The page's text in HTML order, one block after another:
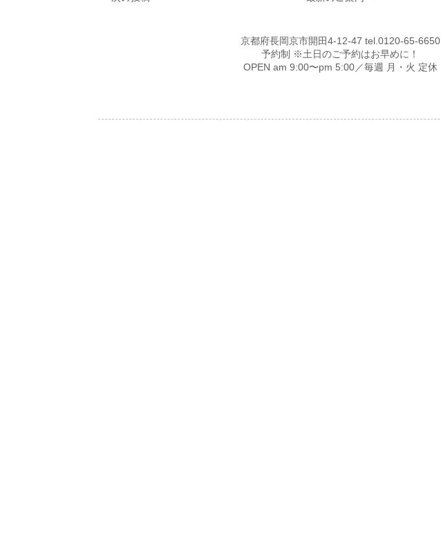
京都府長岡京市開田4-12-47 tel.0120-65-6650
予約制 ※土日のご予約はお早めに！
OPEN am 9:00〜pm 5:00／毎週 月・火 定休